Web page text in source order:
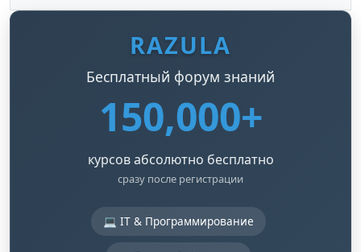
RAZULA
Бесплатный форум знаний
150,000+
курсов абсолютно бесплатно
сразу после регистрации
💻 IT & Программирование